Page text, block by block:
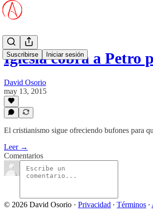
Suscribirse Iniciar sesión
Iglesia cobra a Petro
David Osorio
may 13, 2015
El cristianismo sigue ofreciendo bufones para
Leer →
Comentarios
© 2026 David Osorio · Privacidad ∙ Términos ∙